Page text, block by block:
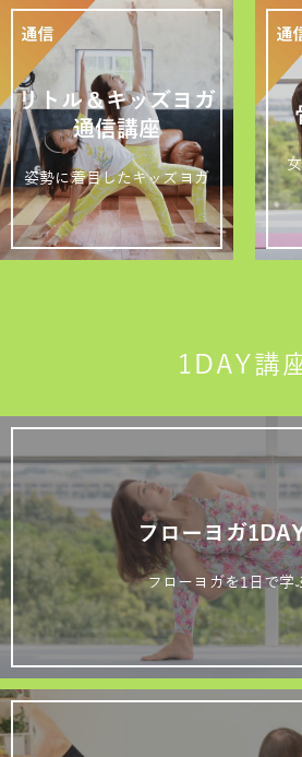
リトル＆キッズヨガ
通信講座
姿勢に着目したキッズヨガ
1DAY講
フローヨガ
フローヨガを1日で学